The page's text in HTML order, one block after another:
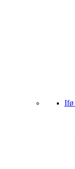
Ifø